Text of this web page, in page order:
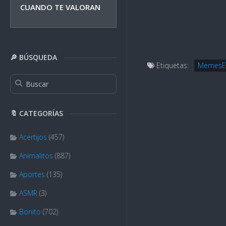
CUANDO TE VALORAN
🔎 BÚSQUEDA
🔖 CATEGORÍAS
Acertijos (457)
Animalitos (887)
Aportes (135)
ASMR (3)
Bonito (702)
Etiquetas: